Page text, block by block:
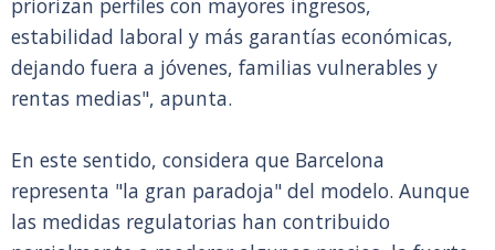
priorizan perfiles con mayores ingresos,
estabilidad laboral y más garantías económicas,
dejando fuera a jóvenes, familias vulnerables y
rentas medias", apunta.
En este sentido, considera que Barcelona
representa "la gran paradoja" del modelo. Aunque
las medidas regulatorias han contribuido